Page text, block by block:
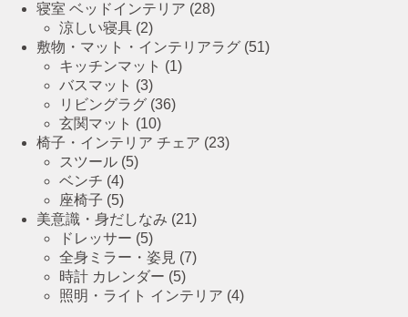
寝室 ベッドインテリア (28)
涼しい寝具 (2)
敷物・マット・インテリアラグ (51)
キッチンマット (1)
バスマット (3)
リビングラグ (36)
玄関マット (10)
椅子・インテリア チェア (23)
スツール (5)
ベンチ (4)
座椅子 (5)
美意識・身だしなみ (21)
ドレッサー (5)
全身ミラー・姿見 (7)
時計 カレンダー (5)
照明・ライト インテリア (4)